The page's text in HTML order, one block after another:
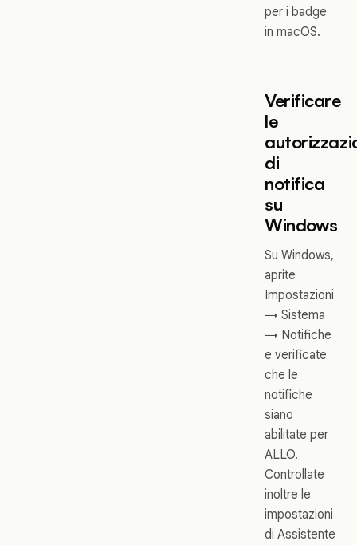
per i badge
in macOS.
Verificare
le
di
notifica
su
Windows
Su Windows,
aprite
Impostazioni
→ Sistema
→ Notifiche
e verificate
che le
notifiche
siano
abilitate per
ALLO.
Controllate
inoltre le
impostazioni
di Assistente